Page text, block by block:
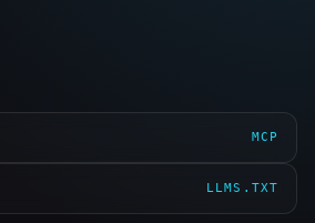
MCP
LLMS.TXT